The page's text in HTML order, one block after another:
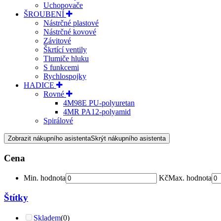
Uchopovače
ŠROUBENÍ
Nástrčné plastové
Nástrčné kovové
Závitové
Škrtící ventily
Tlumiče hluku
S funkcemi
Rychlospojky
HADICE
Rovné
4M98E PU-polyuretan
4MR PA12-polyamid
Spirálové
Zobrazit nákupního asistentaSkrýt nákupního asistenta
Cena
Min. hodnota KčMax. hodnota
Štítky
Skladem(0)